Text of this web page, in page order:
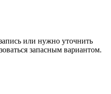
или нужно уточнить
запасным вариантом.